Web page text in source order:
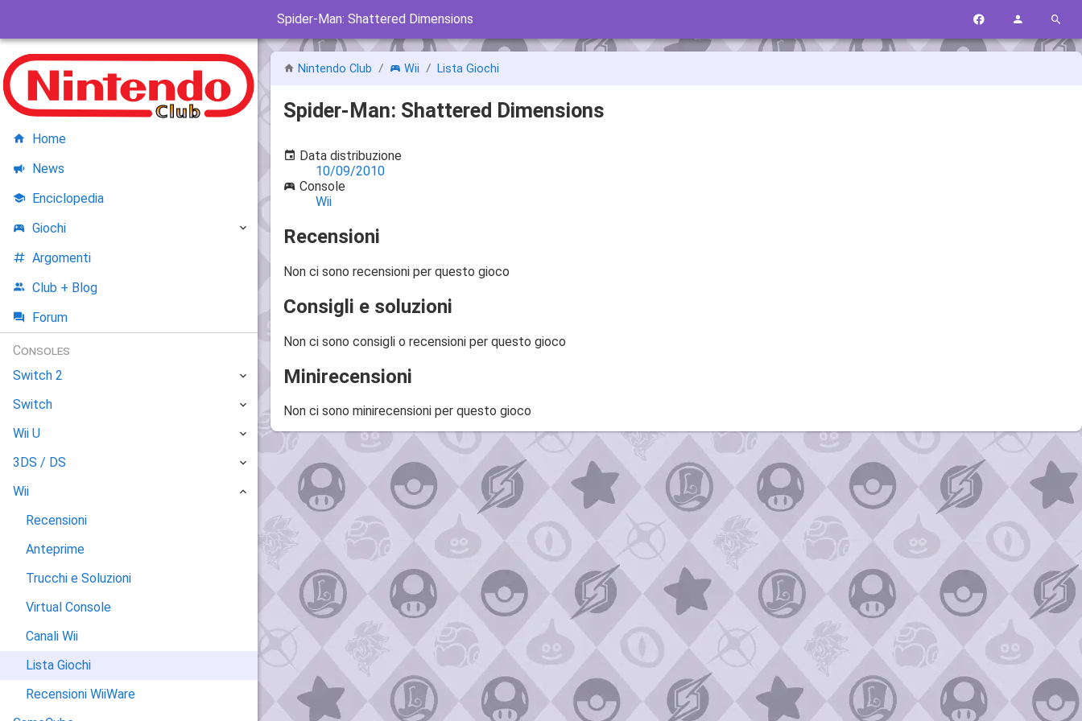
Spider-Man: Shattered Dimensions
Nintendo Club Wii Lista Giochi
Spider-Man: Shattered Dimensions
Data distribuzione
10/09/2010
Console
Wii
Recensioni
Non ci sono recensioni per questo gioco
Consigli e soluzioni
Non ci sono consigli o recensioni per questo gioco
Minirecensioni
Non ci sono minirecensioni per questo gioco
Home
News
Enciclopedia
Giochi
Argomenti
Club + Blog
Forum
Consoles
Switch 2
Switch
Wii U
3DS / DS
Wii
Recensioni
Anteprime
Trucchi e Soluzioni
Virtual Console
Canali Wii
Lista Giochi
Recensioni WiiWare